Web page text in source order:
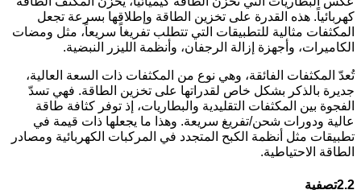
كهربائياً. هذه القدرة على تخزين الطاقة وإطلاقها بسرعة تجعل
المكثفات مثالية للتطبيقات التي تتطلب تفريغاً سريعاً، مثل ومضات
الكاميرات، وأجهزة إزالة الرجفان، وأنظمة الليزر النبضية.
تُعدّ المكثفات الفائقة، وهي نوع من المكثفات ذات السعة العالية،
جديرة بالذكر بشكل خاص لقدراتها على تخزين الطاقة. فهي تسدّ
الفجوة بين المكثفات التقليدية والبطاريات، إذ توفر كثافة طاقة
عالية ودورات شحن/تفريغ سريعة. وهذا ما يجعلها ذات قيمة في
تطبيقات مثل أنظمة الكبح المتجدد في المركبات الكهربائية ومصادر
الطاقة الاحتياطية.
2.2تصفية